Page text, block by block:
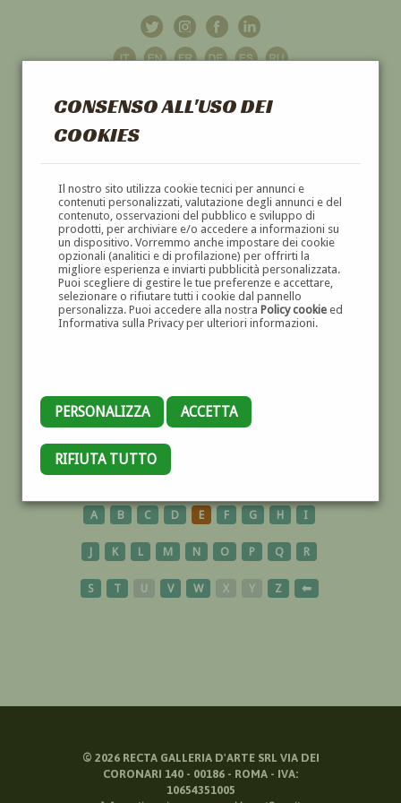
CONSENSO ALL'USO DEI
COOKIES
Il nostro sito utilizza cookie tecnici per annunci e
contenuti personalizzati, valutazione degli annunci e del
contenuto, osservazioni del pubblico e sviluppo di
prodotti, per archiviare e/o accedere a informazioni su
un dispositivo. Vorremmo anche impostare dei cookie
opzionali (analitici e di profilazione) per offrirti la
migliore esperienza e inviarti pubblicità personalizzata.
Puoi scegliere di gestire le tue preferenze e accettare,
selezionare o rifiutare tutti i cookie dal pannello
personalizza. Puoi accedere alla nostra Policy cookieed
Informativa sulla Privacy per ulteriori informazioni.
PERSONALIZZA ACCETTA
RIFIUTA TUTTO
GALLERIAD'ARTE
DIPINTI E SCULTURE '800 E '900
SACRO
A B C D E F G H I
J K L M N O P Q R
S T U V W X Y Z ⬅
© 2026RECTA GALLERIA D'ARTE SRL VIA DEI
CORONARI 140 - 00186 - ROMA - IVA:
10654351005